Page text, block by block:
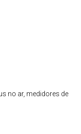
no ar, medidores de